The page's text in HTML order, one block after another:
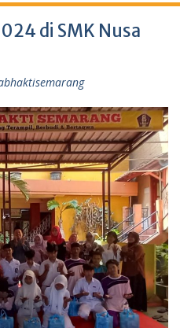
di SMK Nusa